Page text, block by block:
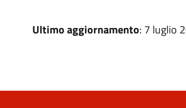
Ultimo aggiornamento: 7 luglio